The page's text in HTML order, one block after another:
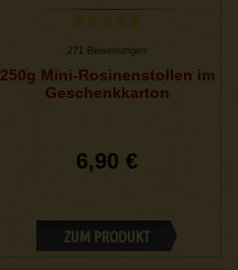
271 Bewertungen
250g Mini-Rosinenstollen im
Geschenkkarton
6,90 €
ZUM PRODUKT